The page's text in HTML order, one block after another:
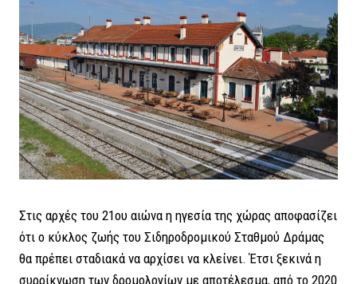
Στις αρχές του 21ου αιώνα η ηγεσία της χώρας αποφασίζει
ότι ο κύκλος ζωής του Σιδηροδρομικού Σταθμού Δράμας
θα πρέπει σταδιακά να αρχίσει να κλείνει. Έτσι ξεκινά η
συρρίκνωση των δρομολογίων με αποτέλεσμα, από το 2020